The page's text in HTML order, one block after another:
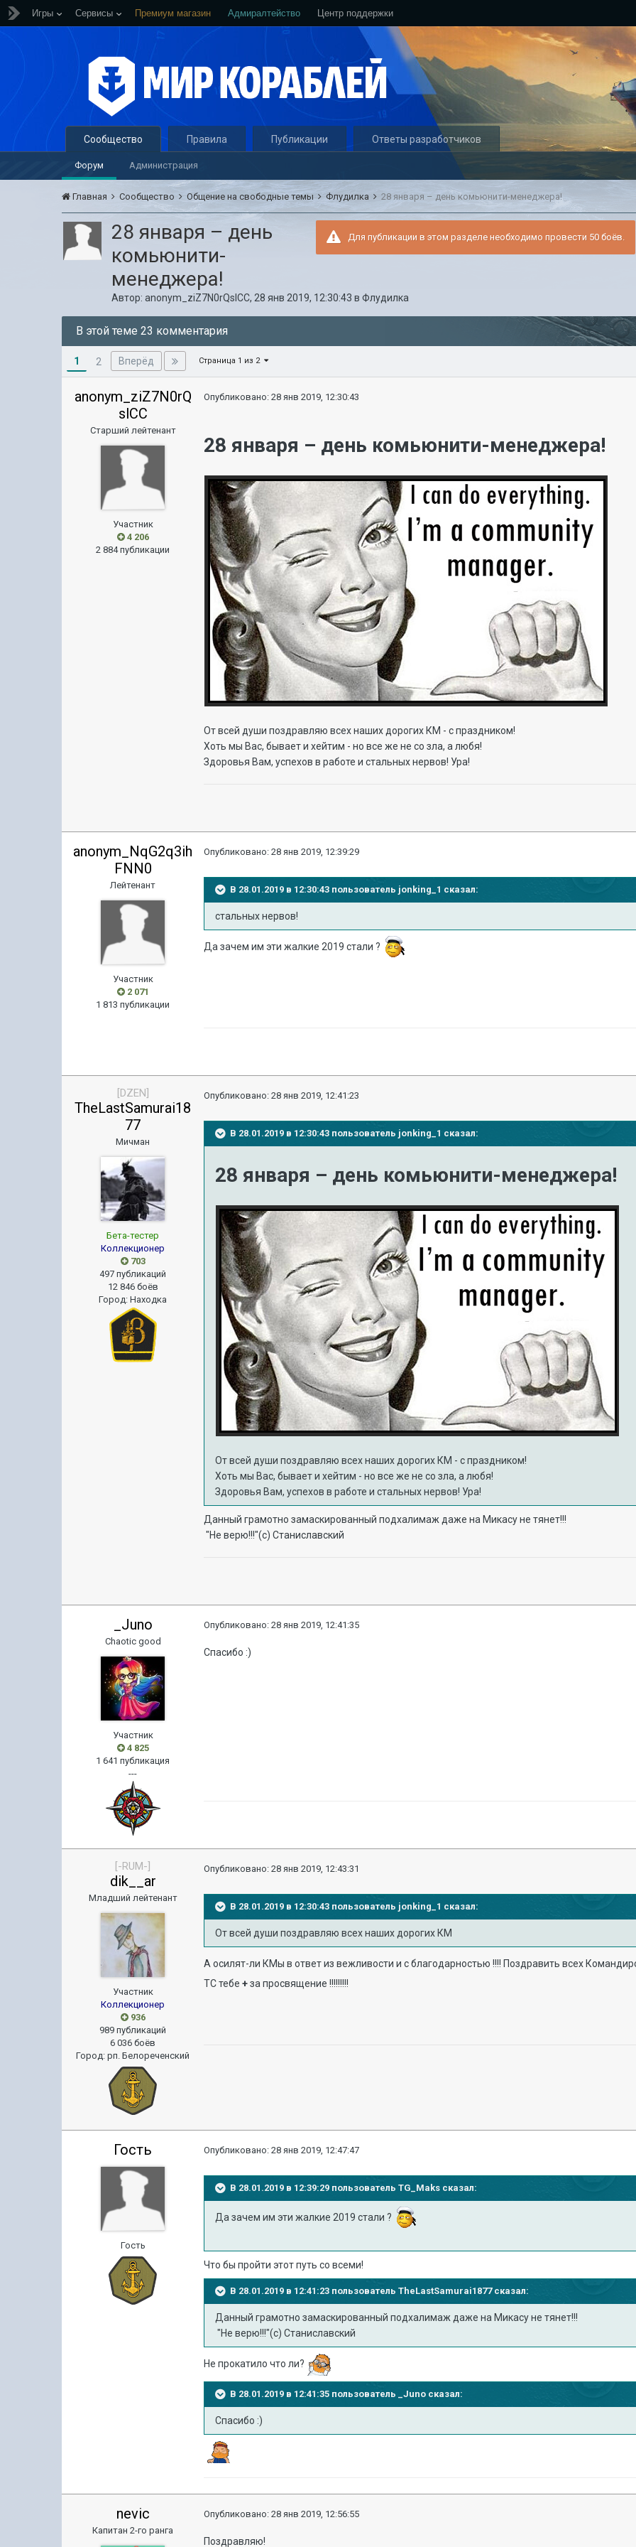
Игры Сервисы Премиум магазин Адмиралтейство Центр поддержки
Сообщество
Форум Администрация
Правила Публикации Ответы разработчиков
Главная Сообщество Общение на свободные темы Флудилка 28 января – день комьюнити-менеджера!
Для публикации в этом разделе необходимо провести 50 боёв.
28 января – день
комьюнити-
менеджера!
Автор:anonym_ziZ7N0rQslCC, 28 янв 2019, 12:30:43 вФлудилка
В этой теме 23 комментария
1 2 Вперёд Страница 1 из 2
anonym_ziZ7N0rQ
slCC
Старший лейтенант
Участник
4 206
2 884 публикации
Опубликовано:28 янв 2019, 12:30:43
28 января – день комьюнити-менеджера!
От всей души поздравляю всех наших дорогих КМ - с праздником!
Хоть мы Вас, бывает и хейтим - но все же не со зла, а любя!
Здоровья Вам, успехов в работе и стальных нервов! Ура!
anonym_NqG2q3ih
FNN0
Лейтенант
Участник
2 071
1 813 публикации
Опубликовано:28 янв 2019, 12:39:29
В 28.01.2019 в 12:30:43 пользователь jonking_1 сказал:
стальных нервов!
Да зачем им эти жалкие 2019 стали ?
[DZEN]
TheLastSamurai18
77
Мичман
Бета-тестер
Коллекционер
703
497 публикаций
12 846 боёв
Город:Находка
Опубликовано:28 янв 2019, 12:41:23
В 28.01.2019 в 12:30:43 пользователь jonking_1 сказал:
28 января – день комьюнити-менеджера!
От всей души поздравляю всех наших дорогих КМ - с праздником!
Хоть мы Вас, бывает и хейтим - но все же не со зла, а любя!
Здоровья Вам, успехов в работе и стальных нервов! Ура!
Данный грамотно замаскированный подхалимаж даже на Микасу не тянет!!!
"Не верю!!!"(с) Станиславский
_Juno
Chaotic good
Участник
4 825
1 641 публикация
---
Опубликовано:28 янв 2019, 12:41:35
Спасибо :)
[-RUM-]
dik__ar
Младший лейтенант
Участник
Коллекционер
936
989 публикаций
6 036 боёв
Город:рп. Белореченский
Опубликовано:28 янв 2019, 12:43:31
В 28.01.2019 в 12:30:43 пользователь jonking_1 сказал:
От всей души поздравляю всех наших дорогих КМ
А осилят-ли КМы в ответ из вежливости и с благодарностью !!!! Поздравить всех
ТС тебе+за просвящение !!!!!!!!!
Гость
Гость
Опубликовано:28 янв 2019, 12:47:47
В 28.01.2019 в 12:39:29 пользовательTG_Maks сказал:
Да зачем им эти жалкие 2019 стали ?
Что бы пройти этот путь со всеми!
В 28.01.2019 в 12:41:23 пользовательTheLastSamurai1877сказал:
Данный грамотно замаскированный подхалимаж даже на Микасу не тянет!!!
"Не верю!!!"(с) Станиславский
Не прокатило что ли?
В 28.01.2019 в 12:41:35 пользователь _Juno сказал:
Спасибо :)
nevic
Капитан 2-го ранга
Опубликовано:28 янв 2019, 12:56:55
Поздравляю!